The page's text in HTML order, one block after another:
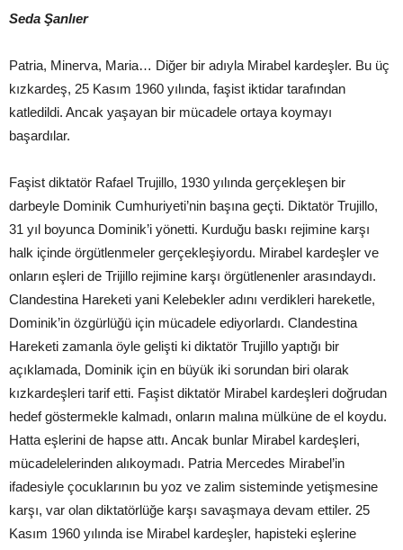
Seda Şanlıer
Patria, Minerva, Maria… Diğer bir adıyla Mirabel kardeşler. Bu üç
kızkardeş, 25 Kasım 1960 yılında, faşist iktidar tarafından
katledildi. Ancak yaşayan bir mücadele ortaya koymayı
başardılar.
Faşist diktatör Rafael Trujillo, 1930 yılında gerçekleşen bir
darbeyle Dominik Cumhuriyeti’nin başına geçti. Diktatör Trujillo,
31 yıl boyunca Dominik’i yönetti. Kurduğu baskı rejimine karşı
halk içinde örgütlenmeler gerçekleşiyordu. Mirabel kardeşler ve
onların eşleri de Trijillo rejimine karşı örgütlenenler arasındaydı.
Clandestina Hareketi yani Kelebekler adını verdikleri hareketle,
Dominik’in özgürlüğü için mücadele ediyorlardı. Clandestina
Hareketi zamanla öyle gelişti ki diktatör Trujillo yaptığı bir
açıklamada, Dominik için en büyük iki sorundan biri olarak
kızkardeşleri tarif etti. Faşist diktatör Mirabel kardeşleri doğrudan
hedef göstermekle kalmadı, onların malına mülküne de el koydu.
Hatta eşlerini de hapse attı. Ancak bunlar Mirabel kardeşleri,
mücadelelerinden alıkoymadı. Patria Mercedes Mirabel’in
ifadesiyle çocuklarının bu yoz ve zalim sisteminde yetişmesine
karşı, var olan diktatörlüğe karşı savaşmaya devam ettiler. 25
Kasım 1960 yılında ise Mirabel kardeşler, hapisteki eşlerine